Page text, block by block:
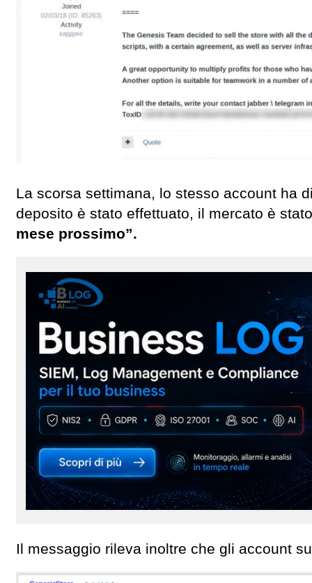
La scorsa settimana, lo stesso account ha
deposito è stato effettuato, il mercato è
mese prossimo”.
Il messaggio rileva inoltre che gli account